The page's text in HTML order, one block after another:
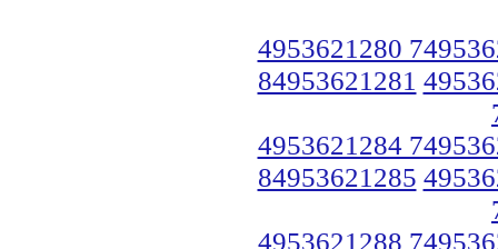
4953621280
84953621281
4953621284
84953621285
4953621288